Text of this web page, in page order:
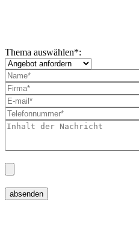
Thema auswählen*: